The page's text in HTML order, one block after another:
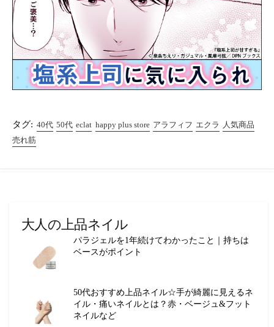
タグ: 40代 50代 eclat happy plus store アラフィフ エクラ 人気商品
売れ筋
大人の上品ネイル
パラジェルを1年続けてわかったこと｜持ちは
ベースがポイント
50代おすすめ上品ネイル☆手が綺麗に見えるネ
イル・痛いネイルとは？赤・ベージュ&フット
ネイルなど